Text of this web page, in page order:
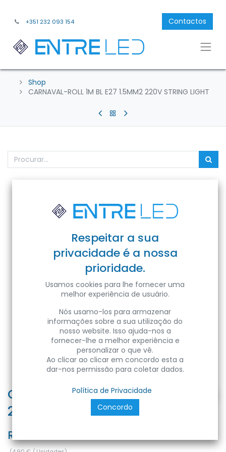
+351 232 093 154 Contactos
Shop
CARNAVAL-ROLL 1M BL E27 1.5MM2 220V STRING LIGHT
CARNAVAL-ROLL 1M BL E27 1.5MM2
220V STRING LIGHT
Ref:
Respeitar a sua
privacidade é a nossa
prioridade.
Usamos cookies para lhe fornecer uma
melhor experiência de usuário.
Nós usamo-los para armazenar
informações sobre a sua utilização do
nosso website. Isso ajuda-nos a
fornecer-lhe a melhor experiência e
personalizar o que vê.
Ao clicar ao clicar em concordo esta a
dar-nos permissão para coletar dados.
Política de Privacidade
Concordo